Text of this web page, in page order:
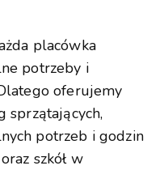
placówka
potrzeby i
oferujemy
sprzątających,
potrzeb i godzin
szkół w